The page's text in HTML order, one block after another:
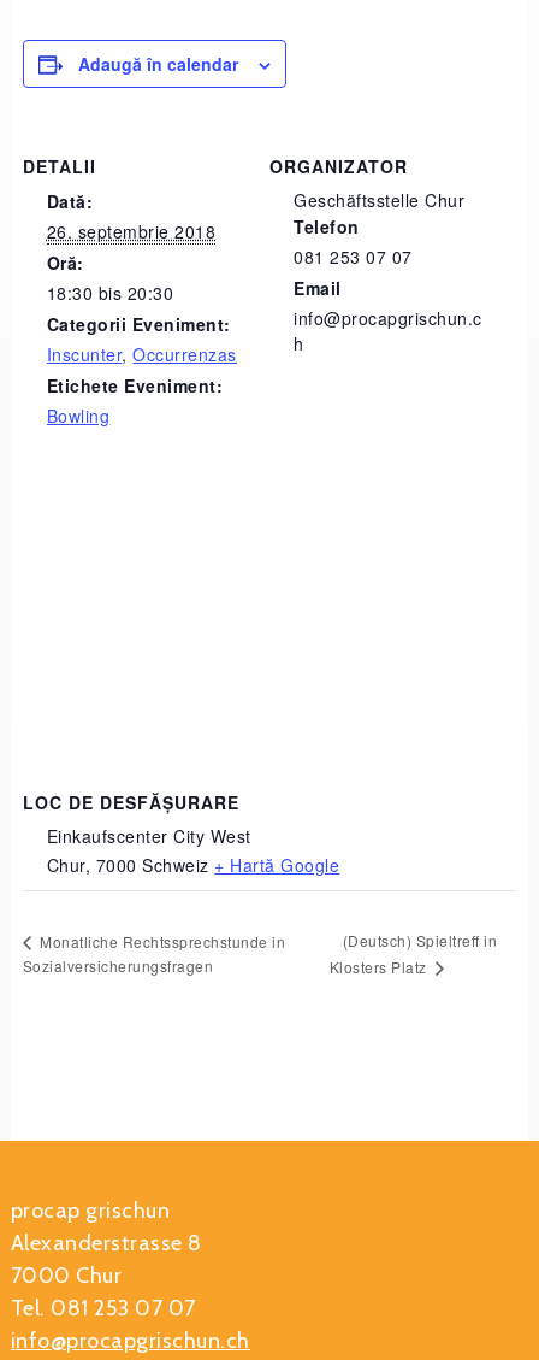
Adaugă în calendar
DETALII
Dată:
26. septembrie 2018
Oră:
18:30 bis 20:30
Categorii Eveniment:
Inscunter,Occurrenzas
Etichete Eveniment:
Bowling
ORGANIZATOR
Geschäftsstelle Chur
Telefon
081 253 07 07
Email
info@procapgrischun.c
h
LOC DE DESFĂȘURARE
Einkaufscenter City West
Chur, 7000 Schweiz + Hartă Google
Monatliche Rechtssprechstunde in
Sozialversicherungsfragen
(Deutsch) Spieltreff in
Klosters Platz
procap grischun
Alexanderstrasse 8
7000 Chur
Tel. 081 253 07 07
info@procapgrischun.ch